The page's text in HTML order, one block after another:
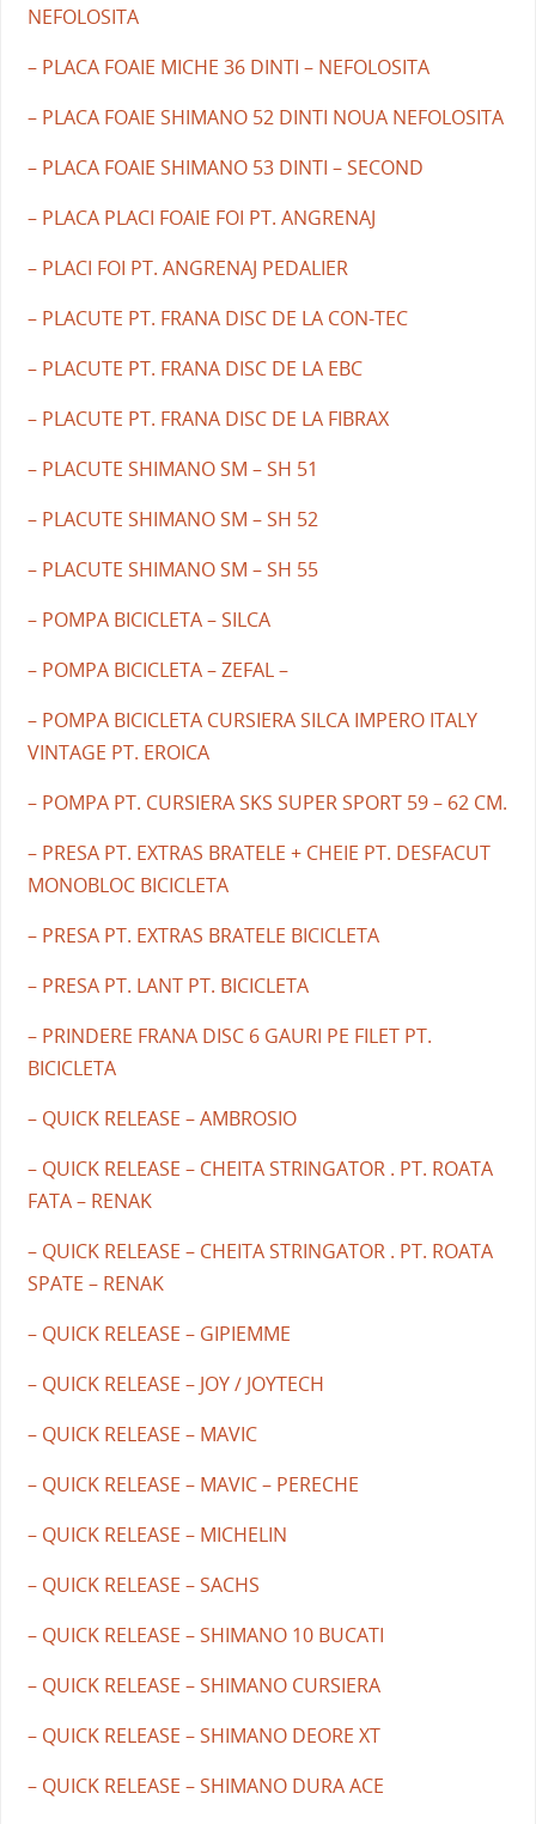
NEFOLOSITA
– PLACA FOAIE MICHE 36 DINTI – NEFOLOSITA
– PLACA FOAIE SHIMANO 52 DINTI NOUA NEFOLOSITA
– PLACA FOAIE SHIMANO 53 DINTI – SECOND
– PLACA PLACI FOAIE FOI PT. ANGRENAJ
– PLACI FOI PT. ANGRENAJ PEDALIER
– PLACUTE PT. FRANA DISC DE LA CON-TEC
– PLACUTE PT. FRANA DISC DE LA EBC
– PLACUTE PT. FRANA DISC DE LA FIBRAX
– PLACUTE SHIMANO SM – SH 51
– PLACUTE SHIMANO SM – SH 52
– PLACUTE SHIMANO SM – SH 55
– POMPA BICICLETA – SILCA
– POMPA BICICLETA – ZEFAL –
– POMPA BICICLETA CURSIERA SILCA IMPERO ITALY
VINTAGE PT. EROICA
– POMPA PT. CURSIERA SKS SUPER SPORT 59 – 62 CM.
– PRESA PT. EXTRAS BRATELE + CHEIE PT. DESFACUT
MONOBLOC BICICLETA
– PRESA PT. EXTRAS BRATELE BICICLETA
– PRESA PT. LANT PT. BICICLETA
– PRINDERE FRANA DISC 6 GAURI PE FILET PT.
BICICLETA
– QUICK RELEASE – AMBROSIO
– QUICK RELEASE – CHEITA STRINGATOR . PT. ROATA
FATA – RENAK
– QUICK RELEASE – CHEITA STRINGATOR . PT. ROATA
SPATE – RENAK
– QUICK RELEASE – GIPIEMME
– QUICK RELEASE – JOY / JOYTECH
– QUICK RELEASE – MAVIC
– QUICK RELEASE – MAVIC – PERECHE
– QUICK RELEASE – MICHELIN
– QUICK RELEASE – SACHS
– QUICK RELEASE – SHIMANO 10 BUCATI
– QUICK RELEASE – SHIMANO CURSIERA
– QUICK RELEASE – SHIMANO DEORE XT
– QUICK RELEASE – SHIMANO DURA ACE